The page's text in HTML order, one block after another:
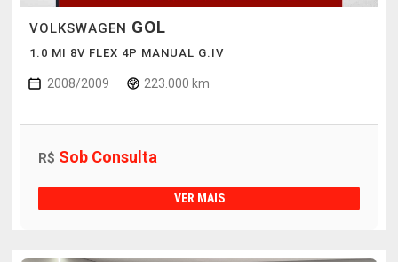
VOLKSWAGEN GOL
1.0 MI 8V FLEX 4P MANUAL G.IV
2008/2009 223.000 km
R$ Sob Consulta
VER MAIS